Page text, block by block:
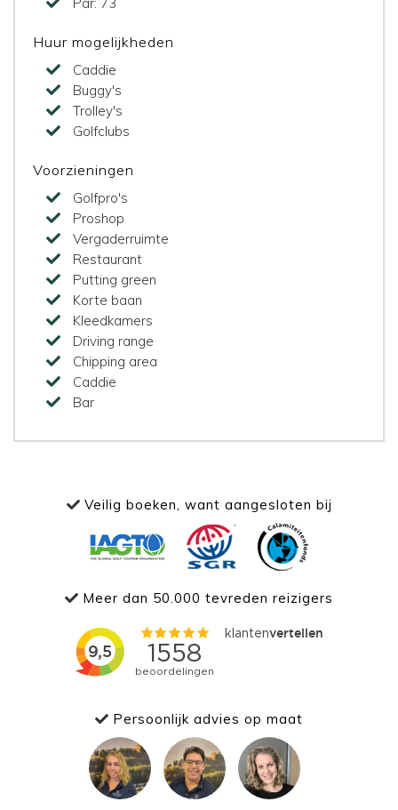
Huur mogelijkheden
Caddie
Buggy's
Trolley's
Golfclubs
Voorzieningen
Golfpro's
Proshop
Vergaderruimte
Restaurant
Putting green
Korte baan
Kleedkamers
Driving range
Chipping area
Caddie
Bar
Veilig boeken, want aangesloten bij
Meer dan 50.000 tevreden reizigers
Persoonlijk advies op maat